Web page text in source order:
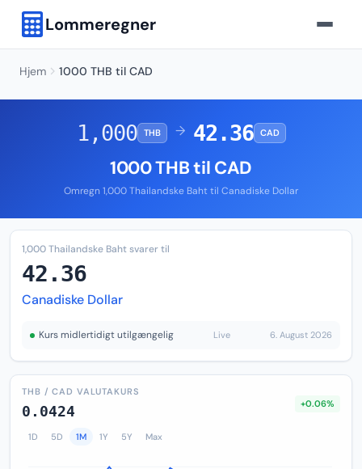
Lommeregner
Hjem 1000 THB til CAD
1,000 THB → 42.36 CAD
1000 THB til CAD
Omregn 1,000 Thailandske Baht til Canadiske Dollar
1,000 Thailandske Baht svarer til
42.36
Canadiske Dollar
Kurs midlertidigt utilgængelig Live 6. August 2026
THB / CAD VALUTAKURS
0.0424 +0.06%
1D 5D 1M 1Y 5Y Max